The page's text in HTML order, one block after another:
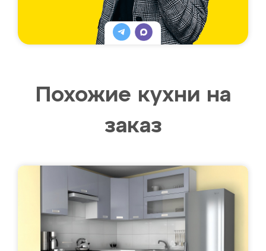
Похожие кухни на
заказ